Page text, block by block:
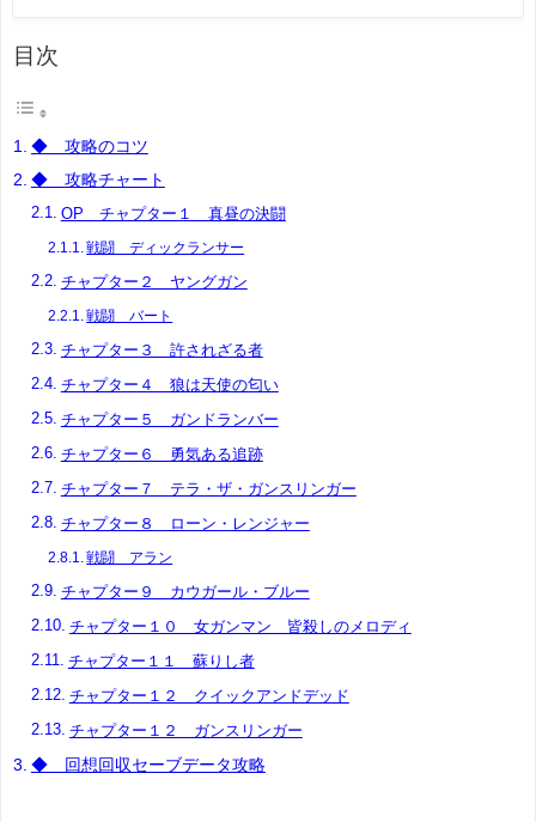
目次
◆ 攻略のコツ
◆ 攻略チャート
OP チャプター１ 真昼の決闘
戦闘 ディックランサー
チャプター２ ヤングガン
戦闘 バート
チャプター３ 許されざる者
チャプター４ 狼は天使の匂い
チャプター５ ガンドランバー
チャプター６ 勇気ある追跡
チャプター７ テラ・ザ・ガンスリンガー
チャプター８ ローン・レンジャー
戦闘 アラン
チャプター９ カウガール・ブルー
チャプター１０ 女ガンマン 皆殺しのメロディ
チャプター１１ 蘇りし者
チャプター１２ クイックアンドデッド
チャプター１２ ガンスリンガー
◆ 回想回収セーブデータ攻略